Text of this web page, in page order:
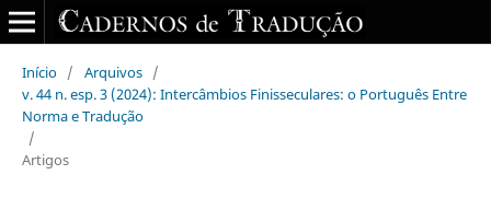
Início / Arquivos /
v. 44 n. esp. 3 (2024): Intercâmbios Finisseculares: o Português Entre
Norma e Tradução
/
Artigos